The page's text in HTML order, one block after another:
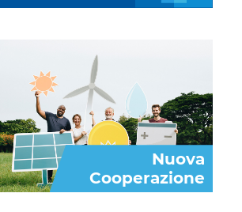
Nuova
Cooperazione